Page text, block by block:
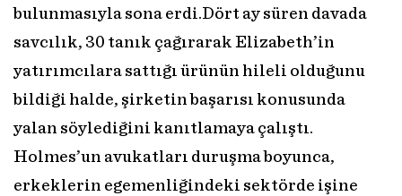
bulunmasıyla sona erdi.Dört ay süren davada
savcılık, 30 tanık çağırarak Elizabeth’in
yatırımcılara sattığı ürünün hileli olduğunu
bildiği halde, şirketin başarısı konusunda
yalan söylediğini kanıtlamaya çalıştı.
Holmes’un avukatları duruşma boyunca,
erkeklerin egemenliğindeki sektörde işine